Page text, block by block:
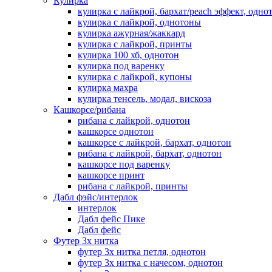
кулирка с лайкрой, бархат/peach эффект,
кулирка с лайкрой, однотоны
кулирка ажурная/жаккард
кулирка с лайкрой, принты
кулирка 100 хб, однотон
кулирка под варенку
кулирка с лайкрой, купоны
кулирка махра
кулирка тенсель, модал, вискоза
Кашкорсе/рибана
рибана с лайкрой, однотон
кашкорсе однотон
кашкорсе с лайкрой, бархат, однотон
рибана с лайкрой, бархат, однотон
кашкорсе под варенку
кашкорсе принт
рибана с лайкрой, принты
Дабл фэйс/интерлок
интерлок
Дабл фейс Пике
Дабл фейс
Футер 3х нитка
футер 3х нитка петля, однотон
футер 3х нитка с начесом, однотон